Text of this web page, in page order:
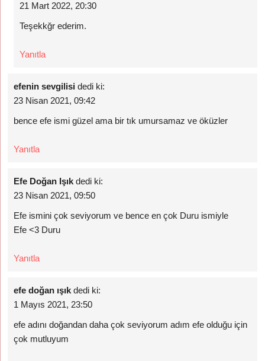
21 Mart 2022, 20:30
Teşekkğr ederim.
Yanıtla
efenin sevgilisi dedi ki:
23 Nisan 2021, 09:42
bence efe ismi güzel ama bir tık umursamaz ve öküzler
Yanıtla
Efe Doğan Işık dedi ki:
23 Nisan 2021, 09:50
Efe ismini çok seviyorum ve bence en çok Duru ismiyle
Efe <3 Duru
Yanıtla
efe doğan ışık dedi ki:
1 Mayıs 2021, 23:50
efe adını doğandan daha çok seviyorum adım efe olduğu için
çok mutluyum